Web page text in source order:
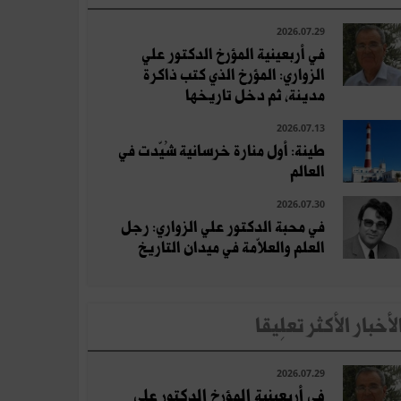
2026.07.29
في أربعينية المؤرخ الدكتور علي
الزواري: المؤرخ الذي كتب ذاكرة
مدينة، ثم دخل تاريخها
2026.07.13
طينة: أول منارة خرسانية شُيّدت في
العالم
2026.07.30
في محبة الدكتور علي الزواري: رجل
العلم والعلاّمة في ميدان التاريخ
الأكثر تعلِيقا
2026.07.29
في أربعينية المؤرخ الدكتور علي